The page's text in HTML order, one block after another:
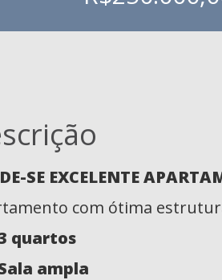
SE EXCELENTE
com ótima
quartos
ampla